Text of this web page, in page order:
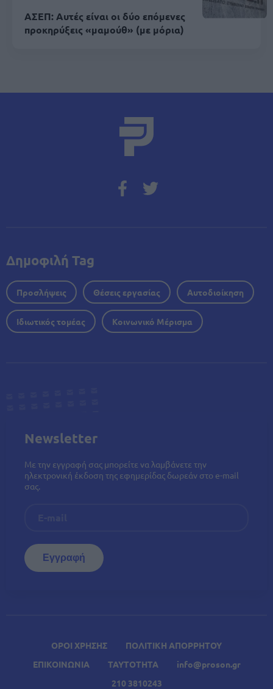
ΑΣΕΠ: Αυτές είναι οι δύο επόμενες
προκηρύξεις «μαμούθ» (με μόρια)
ΟΡΟΙ ΧΡΗΣΗΣ
ΠΟΛΙΤΙΚΗ ΑΠΟΡΡΗΤΟΥ
ΕΠΙΚΟΙΝΩΝΙΑ
ΤΑΥΤΟΤΗΤΑ
info@proson.gr
210 3810243
Δημοφιλή Tag
Προσλήψεις Θέσεις εργασίας Αυτοδιοίκηση
Ιδιωτικός τομέας Κοινωνικό Μέρισμα
Newsletter
Με την εγγραφή σας μπορείτε να λαμβάνετε την
ηλεκτρονική έκδοση της εφημερίδας δωρεάν στο e-mail
σας.